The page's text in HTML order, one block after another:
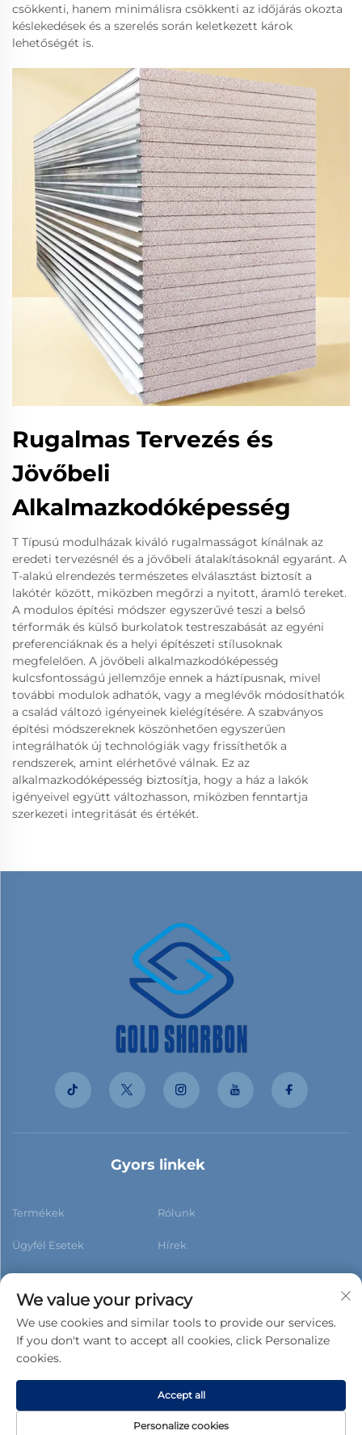
csökkenti, hanem minimálisra csökkenti az időjárás okozta
késlekedések és a szerelés során keletkezett károk
lehetőségét is.
Rugalmas Tervezés és
Jövőbeli
Alkalmazkodóképesség
T Típusú modulházak kiváló rugalmasságot kínálnak az
eredeti tervezésnél és a jövőbeli átalakításoknál egyaránt. A
T-alakú elrendezés természetes elválasztást biztosít a
lakótér között, miközben megőrzi a nyitott, áramló tereket.
A modulos építési módszer egyszerűvé teszi a belső
térformák és külső burkolatok testreszabását az egyéni
preferenciáknak és a helyi építészeti stílusoknak
megfelelően. A jövőbeli alkalmazkodóképesség
kulcsfontosságú jellemzője ennek a háztípusnak, mivel
további modulok adhatók, vagy a meglévők módosíthatók
a család változó igényeinek kielégítésére. A szabványos
építési módszereknek köszönhetően egyszerűen
integrálhatók új technológiák vagy frissíthetők a
rendszerek, amint elérhetővé válnak. Ez az
alkalmazkodóképesség biztosítja, hogy a ház a lakók
igényeivel együtt változhasson, miközben fenntartja
szerkezeti integritását és értékét.
Gyors linkek
Termékek Rólunk
Ügyfél Esetek Hírek
Kapcsolat Blog
Copyright © 2026 Foshan Xiaobao New Building Materials
Co.,ltd. Minden jog fenntartva. - Adatvédelmi irányelvek
We value your privacy
We use cookies and similar tools to provide our services.
If you don't want to accept all cookies, click Personalize
cookies.
Personalize cookies
Accept all